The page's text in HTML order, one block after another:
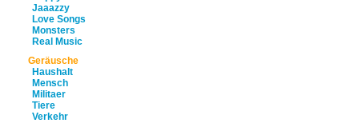
Jaaazzy
Love Songs
Monsters
Real Music
Geräusche
Haushalt
Mensch
Militaer
Tiere
Verkehr